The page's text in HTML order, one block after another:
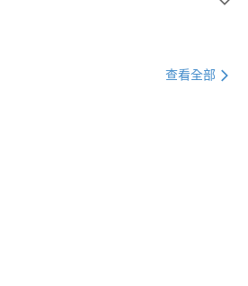
查看全部